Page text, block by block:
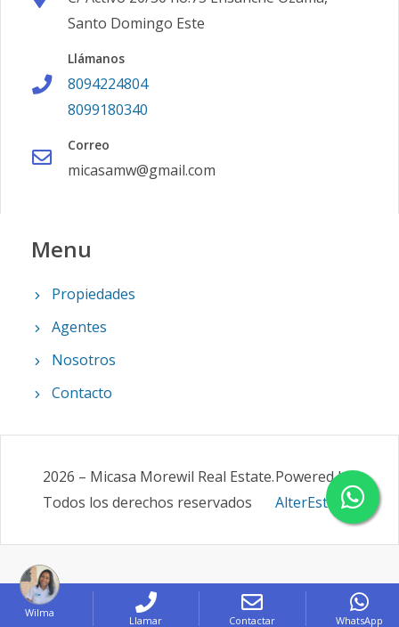
Wilma
Llamar Contactar WhatsApp
Santo Domingo Este
Llámanos
8094224804
8099180340
Correo
micasamw@gmail.com
Menu
Propiedades
Agentes
Nosotros
Contacto
2026 – Micasa Morewil Real Estate.
Todos los derechos reservados
Powered by
AlterEstate